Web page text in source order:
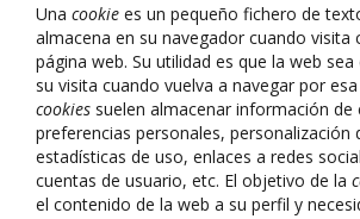
Una cookie es un pequeño fichero de
almacena en su navegador cuando visita
página web. Su utilidad es que la web
su visita cuando vuelva a navegar por
cookies suelen almacenar información de
preferencias personales, personalización
estadísticas de uso, enlaces a redes
cuentas de usuario, etc. El objetivo de la
el contenido de la web a su perfil y